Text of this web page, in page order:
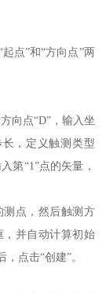
点”和“方向点”两
向点“D”，输入坐
，定义触测类型
第“1”点的矢量，
点，然后触测方
，并自动计算初始
点击“创建”。